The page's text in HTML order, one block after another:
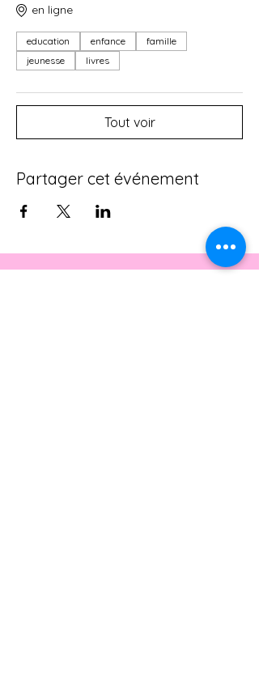
en ligne
education enfance
famille
jeunesse
livres
Tout voir
Partager cet événement